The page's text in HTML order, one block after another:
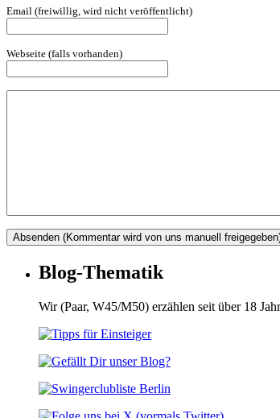
Email (freiwillig, wird nicht veröffentlicht)
Webseite (falls vorhanden)
Blog-Thematik
Wir (Paar, W45/M50) erzählen seit über 18